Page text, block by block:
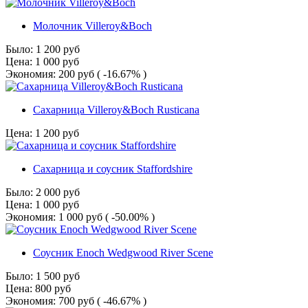
Молочник Villeroy&Boch
Было: 1 200 руб
Цена: 1 000 руб
Экономия: 200 руб ( -16.67% )
Сахарница Villeroy&Boch Rusticana
Цена: 1 200 руб
Сахарница и соусник Staffordshire
Было: 2 000 руб
Цена: 1 000 руб
Экономия: 1 000 руб ( -50.00% )
Соусник Enoch Wedgwood River Scene
Было: 1 500 руб
Цена: 800 руб
Экономия: 700 руб ( -46.67% )